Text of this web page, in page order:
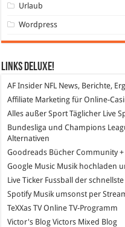
Urlaub
Wordpress
Links DeLuXe!
AF Insider NFL News, Berichte,
Affiliate Marketing für Online-
Alles außer Sport Täglicher Live
Bundesliga und Champions
Alternativen
Goodreads Bücher Community
Google Music Musik hochladen
Live Ticker Fussball
der schnellste
SpotifyMusik umsonst per
TeXXas TVOnline TV-Programm
Victor's Blog Victors Mixed Blog